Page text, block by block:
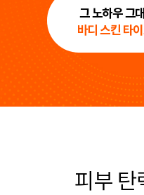
그 노하우 그
바디 스킨 타
피부 탄